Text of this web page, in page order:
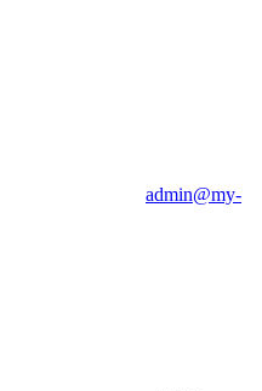
admin@my-